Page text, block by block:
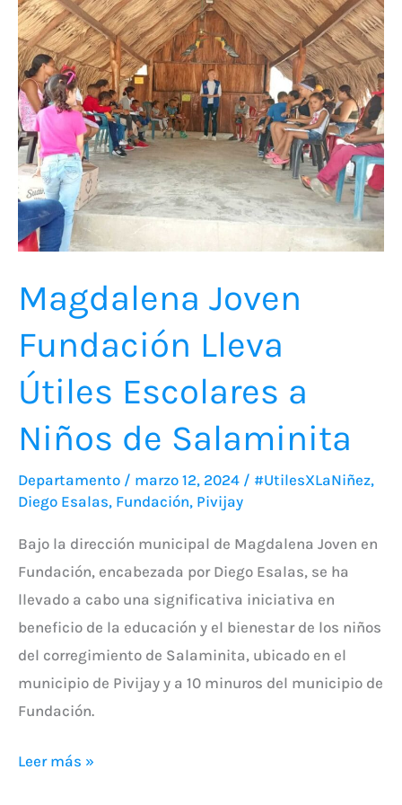
Magdalena Joven
Fundación Lleva
Útiles Escolares a
Niños de Salaminita
Departamento / marzo 12, 2024 / #UtilesXLaNiñez,
Diego Esalas, Fundación, Pivijay
Bajo la dirección municipal de Magdalena Joven en
Fundación, encabezada por Diego Esalas, se ha
llevado a cabo una significativa iniciativa en
beneficio de la educación y el bienestar de los niños
del corregimiento de Salaminita, ubicado en el
municipio de Pivijay y a 10 minuros del municipio de
Fundación.
Joven
Fundación
Lleva
Útiles
Escolares
a
Niños
de
Salaminita
Leer más »